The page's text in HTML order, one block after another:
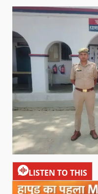
LISTEN TO THIS